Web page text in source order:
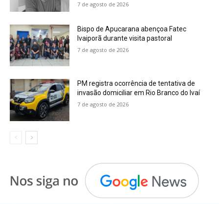
7 de agosto de 2026
Bispo de Apucarana abençoa Fatec
Ivaiporã durante visita pastoral
7 de agosto de 2026
PM registra ocorrência de tentativa de
invasão domiciliar em Rio Branco do Ivaí
7 de agosto de 2026